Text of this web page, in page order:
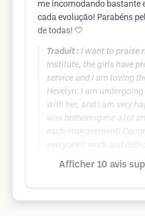
me incomodando bastante
cada evolução! Parabéns
de todas! 🤍
Traduit : I want to praise
Institute, the girls have
service and I am loving
Hevelyn. I am
with her, and I am very
was bothering me a lot
each improvement!
everyone's work and
Afficher 10 avis